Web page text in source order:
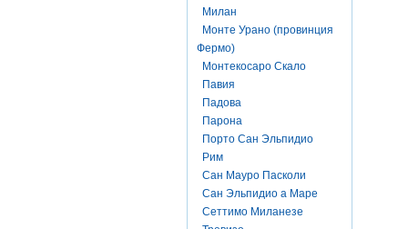
Милан
Монте Урано (провинция
Фермо)
Монтекосаро Скало
Павия
Падова
Парона
Порто Сан Эльпидио
Рим
Сан Мауро Пасколи
Сан Эльпидио а Маре
Сеттимо Миланезе